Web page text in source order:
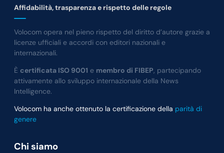
Affidabilità, trasparenza e rispetto delle regole
Volocom opera nel pieno rispetto del diritto d’autore grazie a
licenze ufficiali e accordi con editori nazionali e
internazionali.
È certificata ISO 9001 e membro di FIBEP, partecipando
attivamente allo sviluppo internazionale della News
Intelligence.
Volocom ha anche ottenuto la certificazione della parità di
genere
Chi siamo